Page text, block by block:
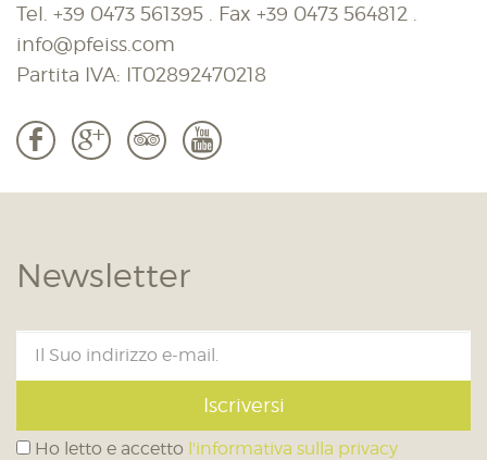
Tel. +39 0473 561395 . Fax +39 0473 564812
info@pfeiss.com
Partita IVA: IT02892470218
b c 3 r
Newsletter
Iscriversi
Ho letto e accetto l'informativa sulla privacy